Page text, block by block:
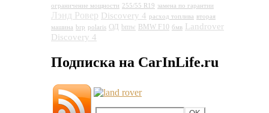
ограничение мощности 255/55 R19 замена по гарантии
Лэнд Ровер Discovery 4 расход топлива вторая
машина
brp polaris ОД bmw BMW F10 бмв Landrover
Discovery 4
Подписка на CarInLife.ru